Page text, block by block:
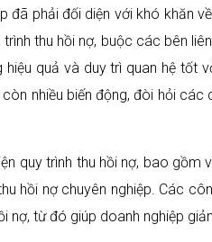
đã phải đối diện với khó khăn
thu hồi nợ, buộc các bên
quả và duy trì quan hệ
nhiều biến động, đòi hỏi
quy trình thu hồi nợ, bao
hồi nợ chuyên nghiệp. Các
nợ, từ đó giúp doanh nghiệp